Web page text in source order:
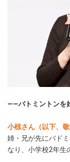
――バトミントンを
小椋さん（以下、敬
姉・兄が先にバド
なり、小学校2年生